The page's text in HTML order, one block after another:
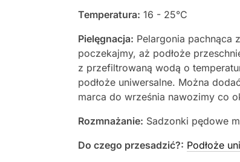
Temperatura: 16 - 25°C
Pielęgnacja: Pelargonia pachnąca
poczekajmy, aż podłoże
z przefiltrowaną wodą o
podłoże uniwersalne. Można
marca do września nawozimy co
Rozmnażanie: Sadzonki pędowe
Do czego przesadzić?: Podłoże